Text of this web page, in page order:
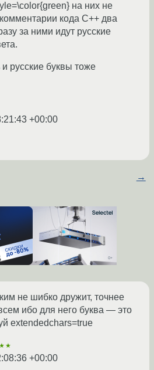
на них не
кода C++ два
за ними идут русские
и русские буквы тоже
+00:00
→
не шибко дружит, точнее
ибо для него буква — это
extendedchars=true
+00:00